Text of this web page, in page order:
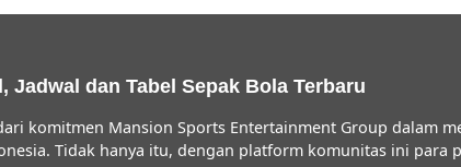
Jadwal dan Tabel Sepak Bola Terbaru
komitmen Mansion Sports Entertainment Group
Tidak hanya itu, dengan platform komunitas ini